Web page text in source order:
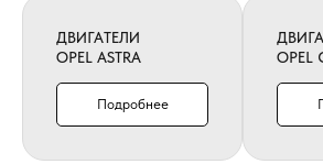
ДВИГАТЕЛИ
OPEL ASTRA
Подробнее
OPEL